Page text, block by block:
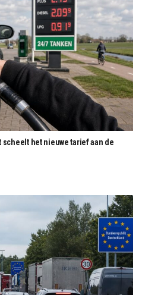
het nieuwe tarief aan de